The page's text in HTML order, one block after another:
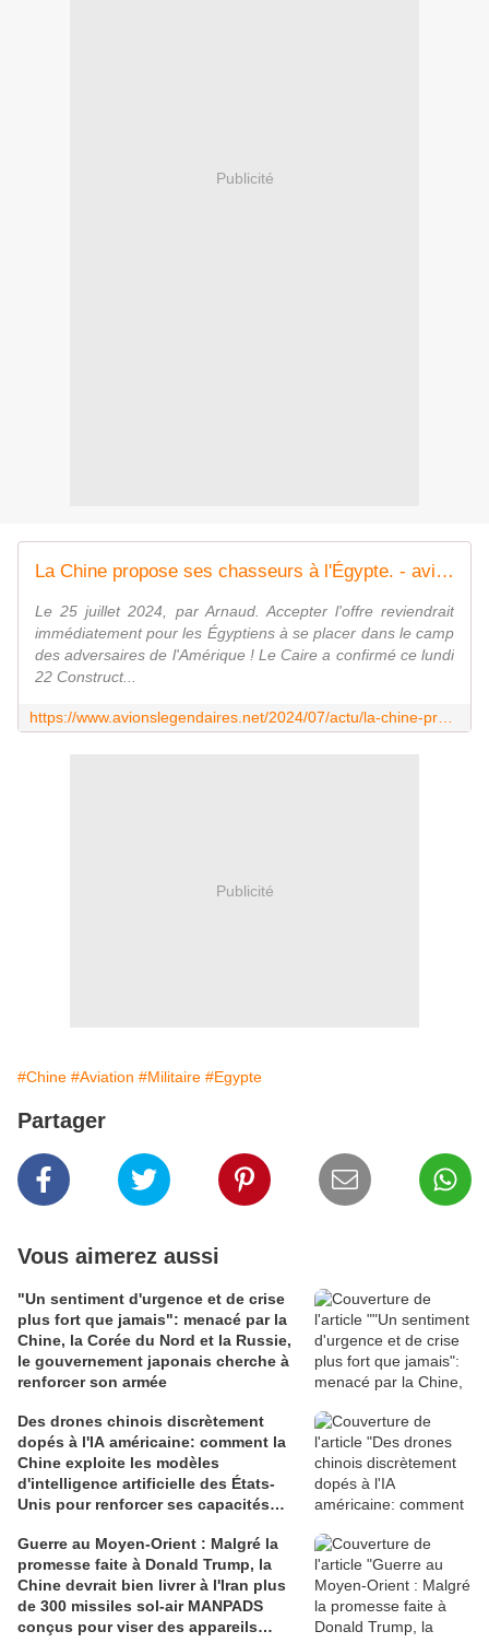
Publicité
La Chine propose ses chasseurs à l'Égypte. - avionslegendaires.net
Le 25 juillet 2024, par Arnaud. Accepter l'offre reviendrait
immédiatement pour les Égyptiens à se placer dans le camp
des adversaires de l'Amérique ! Le Caire a confirmé ce lundi
22 Construct...
Publicité
#Chine #Aviation #Militaire #Egypte
Partager
Vous aimerez aussi
"Un sentiment d'urgence et de crise
plus fort que jamais": menacé par la
Chine, la Corée du Nord et la Russie,
le gouvernement japonais cherche à
renforcer son armée
Des drones chinois discrètement
dopés à l'IA américaine: comment la
Chine exploite les modèles
d'intelligence artificielle des États-
Unis pour renforcer ses capacités
Guerre au Moyen-Orient : Malgré la
promesse faite à Donald Trump, la
Chine devrait bien livrer à l'Iran plus
de 300 missiles sol-air MANPADS
conçus pour viser des appareils